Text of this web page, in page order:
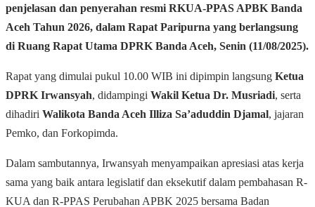
penjelasan dan penyerahan resmi RKUA-PPAS APBK Banda
Aceh Tahun 2026, dalam Rapat Paripurna yang berlangsung
di Ruang Rapat Utama DPRK Banda Aceh, Senin (11/08/2025).
Rapat yang dimulai pukul 10.00 WIB ini dipimpin langsung Ketua
DPRK Irwansyah, didampingi Wakil Ketua Dr. Musriadi, serta
dihadiri Walikota Banda Aceh Illiza Sa’aduddin Djamal, jajaran
Pemko, dan Forkopimda.
Dalam sambutannya, Irwansyah menyampaikan apresiasi atas kerja
sama yang baik antara legislatif dan eksekutif dalam pembahasan R-
KUA dan R-PPAS Perubahan APBK 2025 bersama Badan